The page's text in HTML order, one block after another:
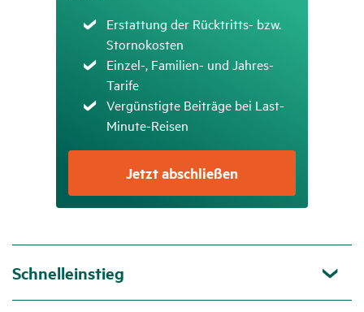
Zutreffend
Erstattung der Rücktritts- bzw.
Stornokosten
Zutreffend
Einzel-, Familien- und Jahres-
Tarife
Zutreffend
Vergünstigte Beiträge bei Last-
Minute-Reisen
Jetzt abschließen
Schnelleinstieg